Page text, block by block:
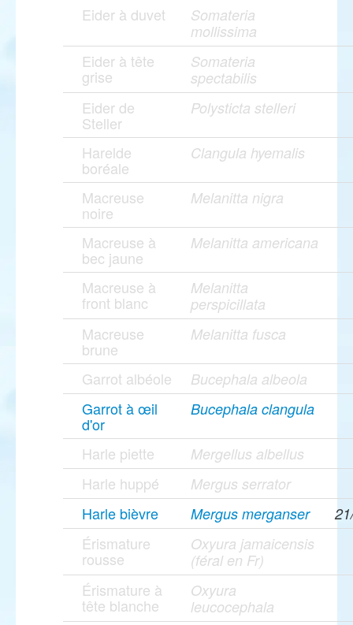
Eider à duvet
Somateria
mollissima
Eider à tête
grise
Somateria
spectabilis
Eider de
Steller
Polysticta stelleri
Harelde
boréale
Clangula hyemalis
Macreuse
noire
Melanitta nigra
Macreuse à
bec jaune
Melanitta americana
Macreuse à
front blanc
Melanitta
perspicillata
Macreuse
brune
Melanitta fusca
Garrot albéole Bucephala albeola
Garrot à œil
d'or
Bucephala clangula
Harle piette Mergellus albellus
Harle huppé Mergus serrator
Harle bièvre Mergus merganser
Érismature
rousse
Oxyura jamaicensis
(féral en Fr)
Érismature à
tête blanche
Oxyura
leucocephala